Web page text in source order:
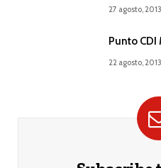
27 agosto, 2013
Punto CDI
22 agosto, 2013